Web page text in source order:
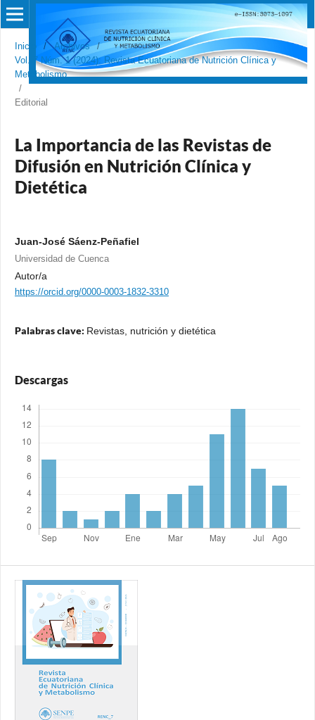
Inicio / Archivos
/
Vol. 7 Núm. 1 (2024): Revista Ecuatoriana de Nutrición Clínica y
Metabolismo
/
Editorial
La Importancia de las Revistas de
Difusión en Nutrición Clínica y
Dietética
Juan-José Sáenz-Peñafiel
Universidad de Cuenca
Autor/a
https://orcid.org/0000-0003-1832-3310
Palabras clave: Revistas, nutrición y dietética
Descargas